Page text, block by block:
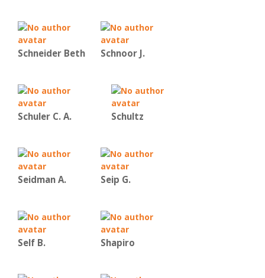
Schneider Beth Schnoor J.
Schuler C. A. Schultz
Seidman A. Seip G.
Self B. Shapiro